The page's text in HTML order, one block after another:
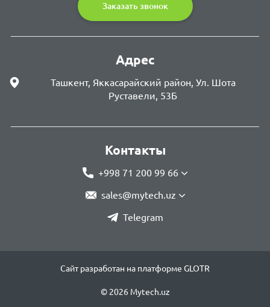
Заказать звонок
Адрес
Ташкент, Яккасарайский район, Ул. Шота
Руставели, 53Б
Контакты
+998 71 200 99 66
sales@mytech.uz
Telegram
Сайт разработан на платформе GLOTR
© 2026 Mytech.uz